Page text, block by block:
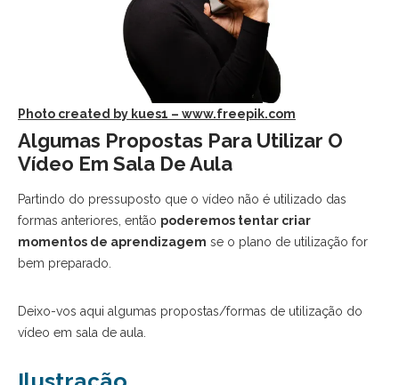
Photo created by kues1 – www.freepik.com
Algumas Propostas Para Utilizar O
Vídeo Em Sala De Aula
Partindo do pressuposto que o vídeo não é utilizado das
formas anteriores, então poderemos tentar criar
momentos de aprendizagem se o plano de utilização for
bem preparado.
Deixo-vos aqui algumas propostas/formas de utilização do
vídeo em sala de aula.